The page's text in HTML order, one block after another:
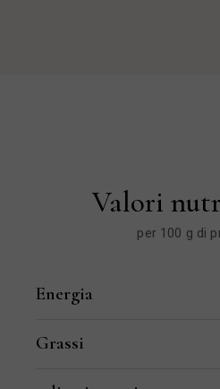
Valori
per 100 g di
Energia
Grassi